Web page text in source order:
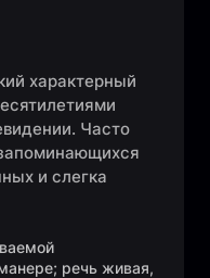
характерный
Часто
и слегка
речь живая,